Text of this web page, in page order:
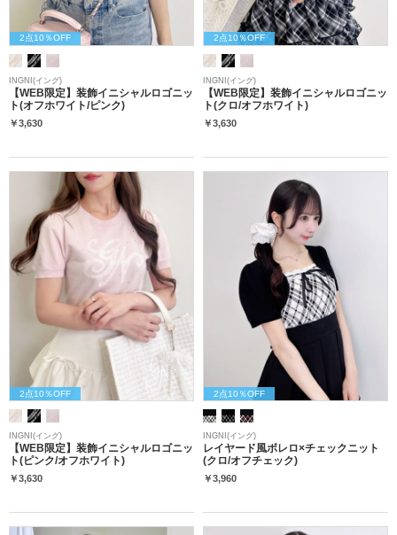
2点10％OFF
INGNI(イング)
【WEB限定】装飾イニシャルロゴニッ
ト(オフホワイト/ピンク)
￥3,630
2点10％OFF
INGNI(イング)
【WEB限定】装飾イニシャルロゴニッ
ト(クロ/オフホワイト)
￥3,630
2点10％OFF
INGNI(イング)
【WEB限定】装飾イニシャルロゴニッ
ト(ピンク/オフホワイト)
￥3,630
2点10％OFF
INGNI(イング)
レイヤード風ボレロ×チェックニット
(クロ/オフチェック)
￥3,960